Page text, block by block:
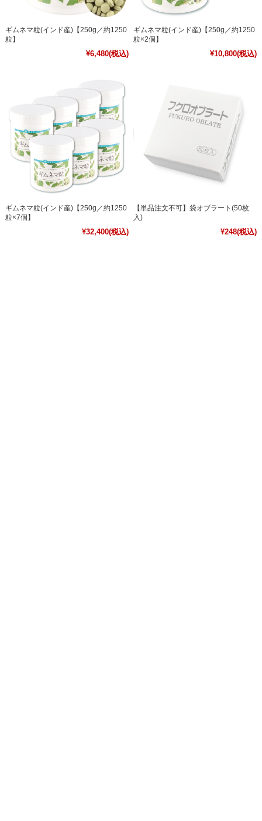
ギムネマ粒(インド産)【250g／約1250
粒】
¥6,480(税込)
ギムネマ粒(インド産)【250g／約1250
粒×2個】
¥10,800(税込)
ギムネマ粒(インド産)【250g／約1250
粒×7個】
¥32,400(税込)
【単品注文不可】袋オブラート(50枚
入)
¥248(税込)